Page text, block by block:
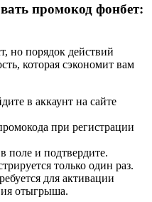
промокод фонбет:
но порядок действий
которая сэкономит вам
в аккаунт на сайте
при регистрации
поле и подтвердите.
только один раз.
для активации
отыгрыша.